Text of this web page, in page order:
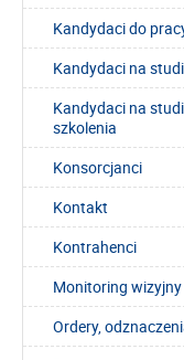
Kandydaci do
Kandydaci na
Kandydaci na
szkolenia
Konsorcjanci
Kontakt
Kontrahenci
Monitoring wizyjny
Ordery,